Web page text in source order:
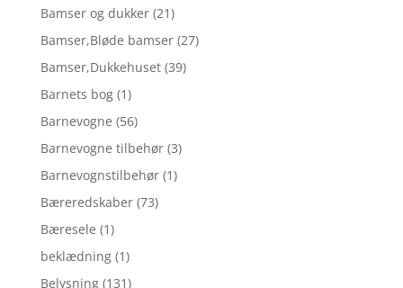
Bamser og dukker (21)
Bamser,Bløde bamser (27)
Bamser,Dukkehuset (39)
Barnets bog (1)
Barnevogne (56)
Barnevogne tilbehør (3)
Barnevognstilbehør (1)
Bæreredskaber (73)
Bæresele (1)
beklædning (1)
Belysning (131)